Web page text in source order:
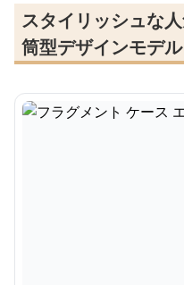
スタイリッシュな
筒型デザインモデル